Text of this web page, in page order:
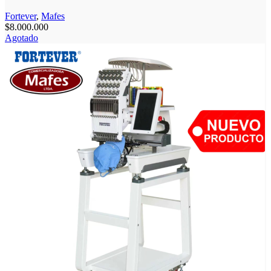
Fortever, Mafes
$8.000.000
Agotado